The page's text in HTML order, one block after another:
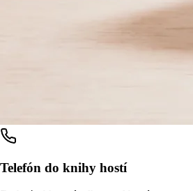
Telefón do knihy hostí